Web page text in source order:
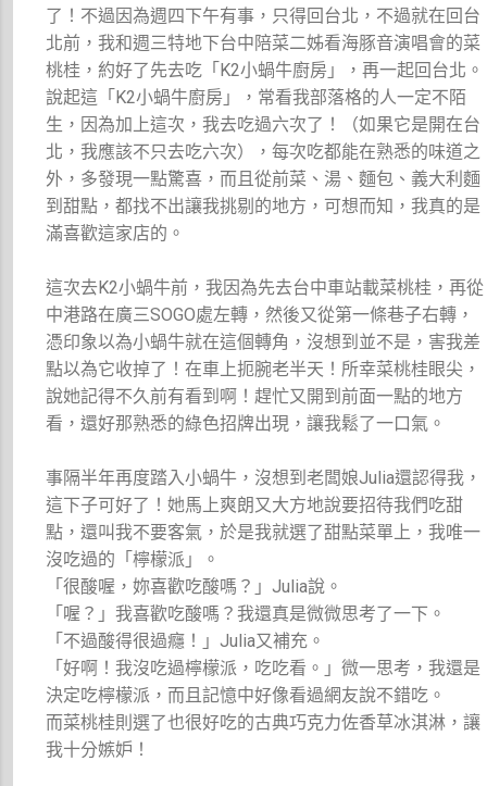
了！不過因為週四下午有事，只得回台北，不過就在回台
北前，我和週三特地下台中陪菜二姊看海豚音演唱會的菜
桃桂，約好了先去吃「K2小蝸牛廚房」，再一起回台北。
說起這「K2小蝸牛廚房」，常看我部落格的人一定不陌
生，因為加上這次，我去吃過六次了！（如果它是開在台
北，我應該不只去吃六次），每次吃都能在熟悉的味道之
外，多發現一點驚喜，而且從前菜、湯、麵包、義大利麵
到甜點，都找不出讓我挑剔的地方，可想而知，我真的是
滿喜歡這家店的。
這次去K2小蝸牛前，我因為先去台中車站載菜桃桂，再從
中港路在廣三SOGO處左轉，然後又從第一條巷子右轉，
憑印象以為小蝸牛就在這個轉角，沒想到並不是，害我差
點以為它收掉了！在車上扼腕老半天！所幸菜桃桂眼尖，
說她記得不久前有看到啊！趕忙又開到前面一點的地方
看，還好那熟悉的綠色招牌出現，讓我鬆了一口氣。
事隔半年再度踏入小蝸牛，沒想到老闆娘Julia還認得我，
這下子可好了！她馬上爽朗又大方地說要招待我們吃甜
點，還叫我不要客氣，於是我就選了甜點菜單上，我唯一
沒吃過的「檸檬派」。
「很酸喔，妳喜歡吃酸嗎？」Julia說。
「喔？」我喜歡吃酸嗎？我還真是微微思考了一下。
「不過酸得很過癮！」Julia又補充。
「好啊！我沒吃過檸檬派，吃吃看。」微一思考，我還是
決定吃檸檬派，而且記憶中好像看過網友說不錯吃。
而菜桃桂則選了也很好吃的古典巧克力佐香草冰淇淋，讓
我十分嫉妒！